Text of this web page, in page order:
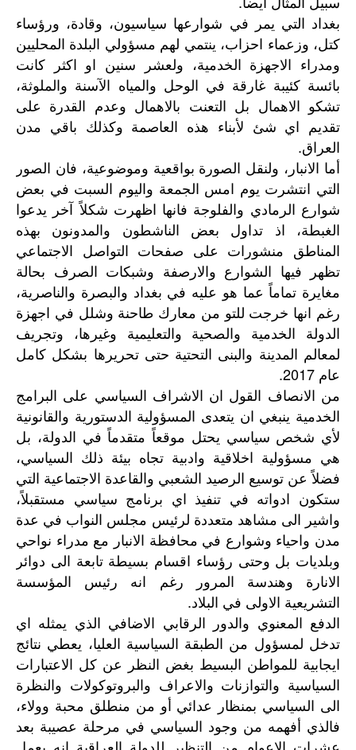
بغداد التي يمر في شوارعها سياسيون، وقادة، ورؤساء
كتل، وزعماء احزاب، ينتمي لهم مسؤولي البلدة المحليين
ومدراء الاجهزة الخدمية، ولعشر سنين او اكثر كانت
بائسة كئيبة غارقة في الوحل والمياه الآسنة والملوثة،
تشكو الاهمال بل التعنت بالاهمال وعدم القدرة على
تقديم اي شئ لأبناء هذه العاصمة وكذلك باقي مدن
العراق.
أما الانبار، ولنقل الصورة بواقعية وموضوعية، فان الصور
التي انتشرت يوم امس الجمعة واليوم السبت في بعض
شوارع الرمادي والفلوجة فانها اظهرت شكلاً آخر يدعوا
الغبطة، اذ تداول بعض الناشطون والمدونون بهذه
المناطق منشورات على صفحات التواصل الاجتماعي
تظهر فيها الشوارع والارصفة وشبكات الصرف بحالة
مغايرة تماماً عما هو عليه في بغداد والبصرة والناصرية،
رغم انها خرجت للتو من معارك طاحنة وشلل في اجهزة
الدولة الخدمية والصحية والتعليمية وغيرها، وتجريف
لمعالم المدينة والبنى التحتية حتى تحريرها بشكل كامل
عام 2017.
من الانصاف القول ان الاشراف السياسي على البرامج
الخدمية ينبغي ان يتعدى المسؤولية الدستورية والقانونية
لأي شخص سياسي يحتل موقعاً متقدماً في الدولة، بل
هي مسؤولية اخلاقية وادبية تجاه بيئة ذلك السياسي،
فضلاً عن توسيع الرصيد الشعبي والقاعدة الاجتماعية التي
ستكون ادواته في تنفيذ اي برنامج سياسي مستقبلاً،
واشير الى مشاهد متعددة لرئيس مجلس النواب في عدة
مدن واحياء وشوارع في محافظة الانبار مع مدراء نواحي
وبلديات بل وحتى رؤساء اقسام بسيطة تابعة الى دوائر
الانارة وهندسة المرور رغم انه رئيس المؤسسة
التشريعية الاولى في البلاد.
الدفع المعنوي والدور الرقابي الاضافي الذي يمثله
اي
تدخل لمسؤول من الطبقة السياسية العليا، يعطي نتائج
ايجابية للمواطن البسيط بغض النظر عن كل
الاعتبارات
السياسية والتوازنات والاعراف والبروتوكولات والنظرة
الى
السياسي بمنظار عدائي أو من منطلق محبة وولاء،
فالذي
أفهمه من وجود السياسي في مرحلة عصيبة بعد